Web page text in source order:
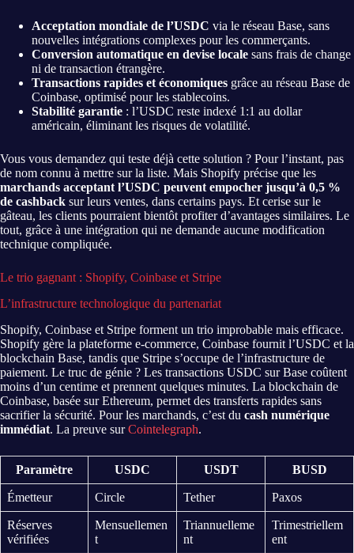
Acceptation mondiale de l’USDC via le réseau Base, sans
nouvelles intégrations complexes pour les commerçants.
Conversion automatique en devise locale sans frais de change
ni de transaction étrangère.
Transactions rapides et économiques grâce au réseau Base de
Coinbase, optimisé pour les stablecoins.
Stabilité garantie : l’USDC reste indexé 1:1 au dollar
américain, éliminant les risques de volatilité.
Vous vous demandez qui teste déjà cette solution ? Pour l’instant, pas
de nom connu à mettre sur la liste. Mais Shopify précise que les
marchands acceptant l’USDC peuvent empocher jusqu’à 0,5 %
de cashback sur leurs ventes, dans certains pays. Et cerise sur le
gâteau, les clients pourraient bientôt profiter d’avantages similaires. Le
tout, grâce à une intégration qui ne demande aucune modification
technique compliquée.
Le trio gagnant : Shopify, Coinbase et Stripe
L’infrastructure technologique du partenariat
Shopify, Coinbase et Stripe forment un trio improbable mais efficace.
Shopify gère la plateforme e-commerce, Coinbase fournit l’USDC et la
blockchain Base, tandis que Stripe s’occupe de l’infrastructure de
paiement. Le truc de génie ? Les transactions USDC sur Base coûtent
moins d’un centime et prennent quelques minutes. La blockchain de
Coinbase, basée sur Ethereum, permet des transferts rapides sans
sacrifier la sécurité. Pour les marchands, c’est du cash numérique
immédiat. La preuve surCointelegraph.
Paramètre USDC USDT BUSD
Émetteur Circle Tether Paxos
Réserves
vérifiées
Mensuellemen
t
Triannuelleme
nt
Trimestriellem
ent